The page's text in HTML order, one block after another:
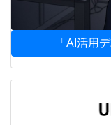
「AI活用